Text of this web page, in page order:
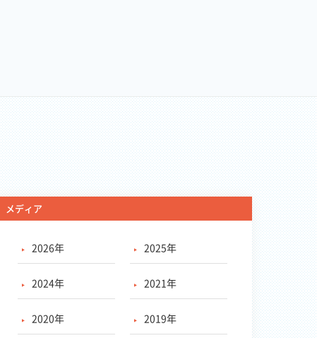
メディア
2026年 2025年
2024年 2021年
2020年 2019年